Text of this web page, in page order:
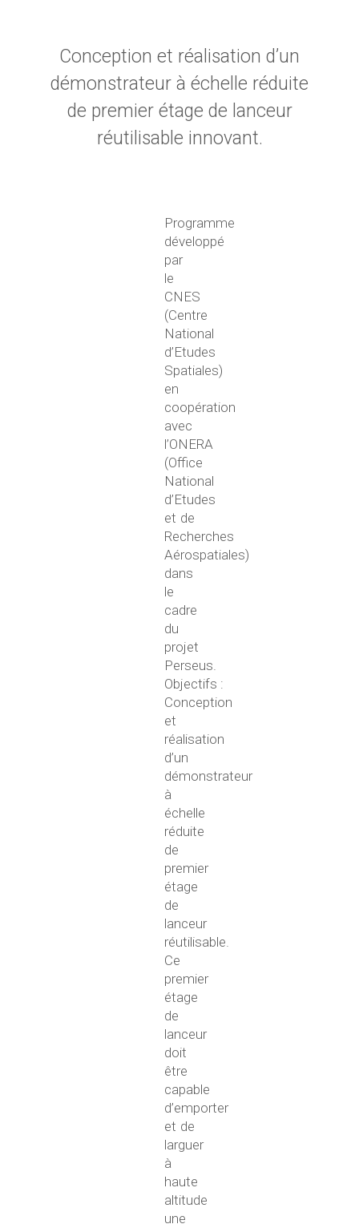
Conception et réalisation d’un
démonstrateur à échelle réduite
de premier étage de lanceur
réutilisable innovant.
Programme
développé
par
le
CNES
(Centre
National
d’Etudes
Spatiales)
en
coopération
avec
l’ONERA
(Office
National
d’Etudes
et de
Recherches
Aérospatiales)
dans
le
cadre
du
projet
Perseus.
Objectifs :
Conception
et
réalisation
d’un
démonstrateur
à
échelle
réduite
de
premier
étage
de
lanceur
réutilisable.
Ce
premier
étage
de
lanceur
doit
être
capable
d’emporter
et de
larguer
à
haute
altitude
une